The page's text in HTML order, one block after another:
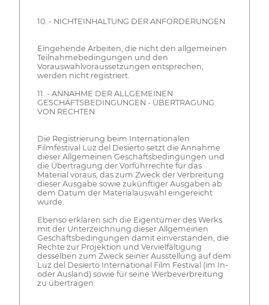
10. - NICHTEINHALTUNG DER ANFORDERUNGEN
Eingehende Arbeiten, die nicht den allgemeinen
Teilnahmebedingungen und den
Vorauswahlvoraussetzungen entsprechen,
werden nicht registriert.
11. - ANNAHME DER ALLGEMEINEN
GESCHÄFTSBEDINGUNGEN - ÜBERTRAGUNG
VON RECHTEN
Die Registrierung beim Internationalen
Filmfestival Luz del Desierto setzt die Annahme
dieser Allgemeinen Geschäftsbedingungen und
die Übertragung der Vorführrechte für das
Material voraus, das zum Zweck der Verbreitung
dieser Ausgabe sowie zukünftiger Ausgaben ab
dem Datum der Materialauswahl eingereicht
wurde.
Ebenso erklären sich die Eigentümer des Werks
mit der Unterzeichnung dieser Allgemeinen
Geschäftsbedingungen damit einverstanden, die
Rechte zur Projektion und Vervielfältigung
desselben zum Zweck seiner Ausstellung auf dem
Luz del Desierto International Film Festival (im In-
oder Ausland) sowie für seine Werbeverbreitung
zu übertragen.